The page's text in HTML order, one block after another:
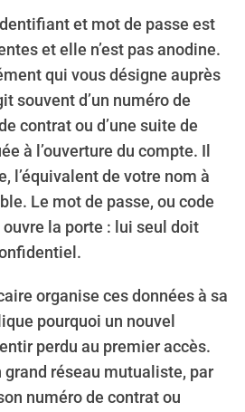
et mot de passe est
et elle n’est pas anodine.
qui vous désigne auprès
souvent d’un numéro de
contrat ou d’une suite de
à l’ouverture du compte. Il
l’équivalent de votre nom à
Le mot de passe, ou code
la porte : lui seul doit
organise ces données à sa
pourquoi un nouvel
perdu au premier accès.
grand réseau mutualiste, par
numéro de contrat ou